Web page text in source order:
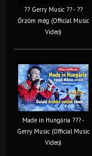
?? Gerry Music ?? - ??
Őrzöm még (Official Music
Video)
Made in Hungária ??? -
Gerry Music (Official Music
Video)